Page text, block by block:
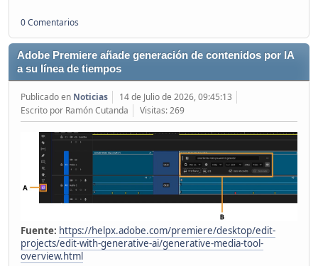
0 Comentarios
Adobe Premiere añade generación de contenidos por IA
a su línea de tiempos
Publicado en Noticias
14 de Julio de 2026, 09:45:13
Escrito por Ramón Cutanda
Visitas: 269
Fuente: https://helpx.adobe.com/premiere/desktop/edit-
projects/edit-with-generative-ai/generative-media-tool-
overview.html